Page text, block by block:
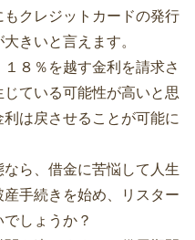
クレジットカードの発行
きいと言えます。
８％を越す金利を請求さ
ている可能性が高いと思
は戻させることが可能に
ら、借金に苦悩して人生
手続きを始め、リスター
しょうか？